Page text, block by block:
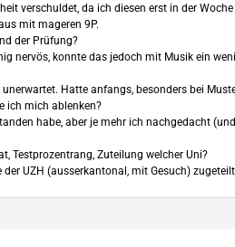
verschuldet, da ich diesen erst in der
mit mageren 9P.
der Prüfung?
nervös, konnte das jedoch mit Musik ein
Hatte anfangs, besonders bei
ich mich ablenken?
habe, aber je mehr ich nachgedacht
Testprozentrang, Zuteilung welcher Uni?
UZH (ausserkantonal, mit Gesuch)